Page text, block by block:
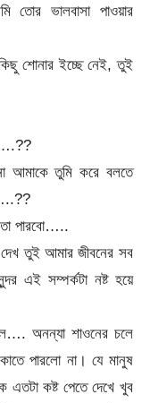
ভালবাসা পাওয়ার
শোনার ইচ্ছে নেই, তুই
আমাকে তুমি করে বলতে
তো পারবো…..
তুই আমার জীবনের সব
এই সম্পর্কটা নষ্ট হয়ে
অনন্যা শাওনের চলে
পারলো না। যে মানুষ
এতটা কষ্ট পেতে দেখে খুব